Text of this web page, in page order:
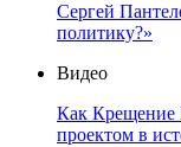
Сергей
политику?»
Видео
Как Крещение
проектом в